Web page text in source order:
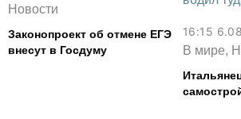
Новости
Законопроект об отмене ЕГЭ
внесут в Госдуму
16:15
В мире,